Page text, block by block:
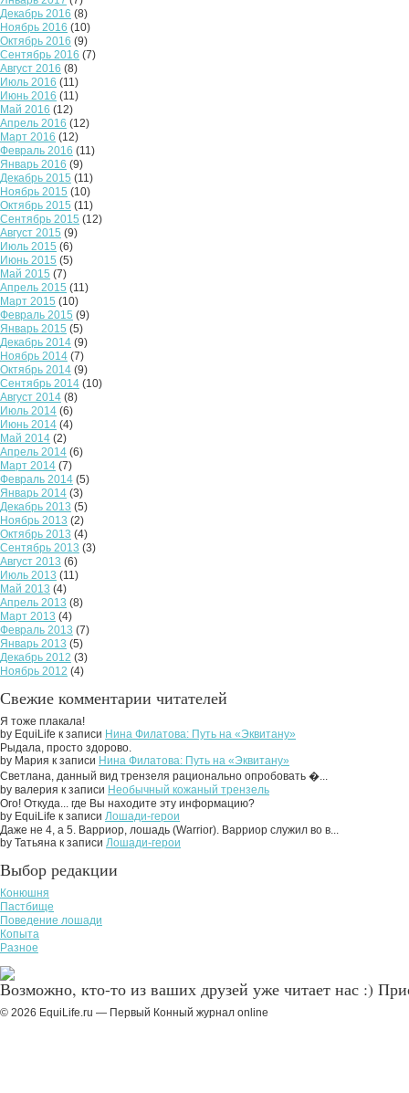
Декабрь 2016 (8)
Ноябрь 2016 (10)
Октябрь 2016 (9)
Сентябрь 2016 (7)
Август 2016 (8)
Июль 2016 (11)
Июнь 2016 (11)
Май 2016 (12)
Апрель 2016 (12)
Март 2016 (12)
Февраль 2016 (11)
Январь 2016 (9)
Декабрь 2015 (11)
Ноябрь 2015 (10)
Октябрь 2015 (11)
Сентябрь 2015 (12)
Август 2015 (9)
Июль 2015 (6)
Июнь 2015 (5)
Май 2015 (7)
Апрель 2015 (11)
Март 2015 (10)
Февраль 2015 (9)
Январь 2015 (5)
Декабрь 2014 (9)
Ноябрь 2014 (7)
Октябрь 2014 (9)
Сентябрь 2014 (10)
Август 2014 (8)
Июль 2014 (6)
Июнь 2014 (4)
Май 2014 (2)
Апрель 2014 (6)
Март 2014 (7)
Февраль 2014 (5)
Январь 2014 (3)
Декабрь 2013 (5)
Ноябрь 2013 (2)
Октябрь 2013 (4)
Сентябрь 2013 (3)
Август 2013 (6)
Июль 2013 (11)
Май 2013 (4)
Апрель 2013 (8)
Март 2013 (4)
Февраль 2013 (7)
Январь 2013 (5)
Декабрь 2012 (3)
Ноябрь 2012 (4)
Свежие комментарии читателей
Я тоже плакала!
by EquiLife к записи Нина Филатова: Путь на «Эквитану»
Рыдала, просто здорово.
by Мария к записи Нина Филатова: Путь на «Эквитану»
Светлана, данный вид трензеля рационально опробовать �...
by валерия к записи Необычный кожаный трензель
Ого! Откуда... где Вы находите эту информацию?
by EquiLife к записи Лошади-герои
Даже не 4, а 5. Варриор, лошадь (Warrior). Варриор служил во в...
by Татьяна к записи Лошади-герои
Выбор редакции
Конюшня
Пастбище
Поведение лошади
Копыта
Разное
Возможно, кто-то из ваших друзей уже читает нас :)
© 2026 EquiLife.ru — Первый Конный журнал online